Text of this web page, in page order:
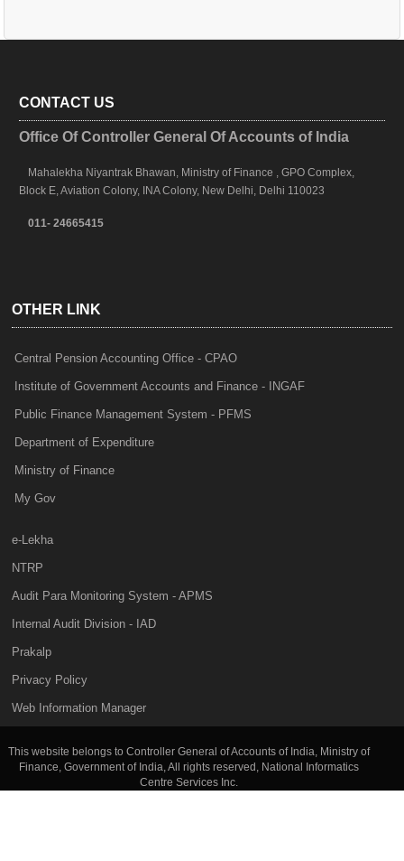
CONTACT US
Office Of Controller General Of Accounts of India
Mahalekha Niyantrak Bhawan, Ministry of Finance , GPO Complex,
Block E, Aviation Colony, INA Colony, New Delhi, Delhi 110023
011- 24665415
OTHER LINK
Central Pension Accounting Office - CPAO
Institute of Government Accounts and Finance - INGAF
Public Finance Management System - PFMS
Department of Expenditure
Ministry of Finance
My Gov
e-Lekha
NTRP
Audit Para Monitoring System - APMS
Internal Audit Division - IAD
Prakalp
Privacy Policy
Web Information Manager
This website belongs to Controller General of Accounts of India, Ministry of
Finance, Government of India, All rights reserved, National Informatics
Centre Services Inc.